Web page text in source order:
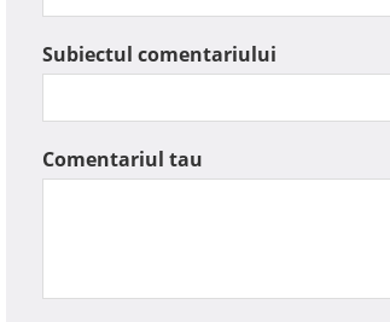
Subiectul comentariului
Comentariul tau